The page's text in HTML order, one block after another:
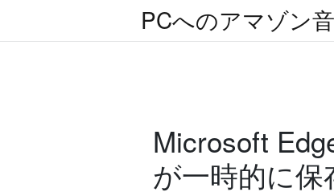
PCへのアマゾン
Microsoft
が一時的に